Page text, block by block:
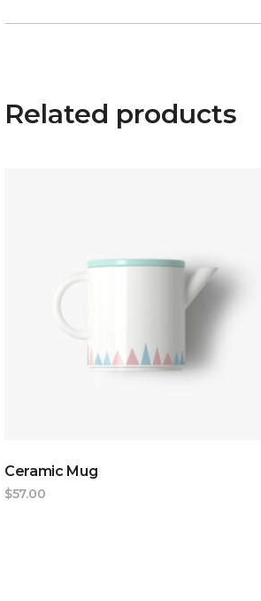
Related products
Ceramic Mug
$57.00